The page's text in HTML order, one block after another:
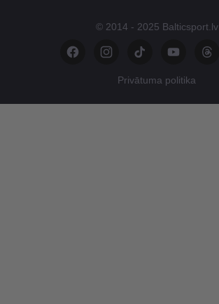
© 2014 - 2025 Balticsport.lv
Privātuma politika